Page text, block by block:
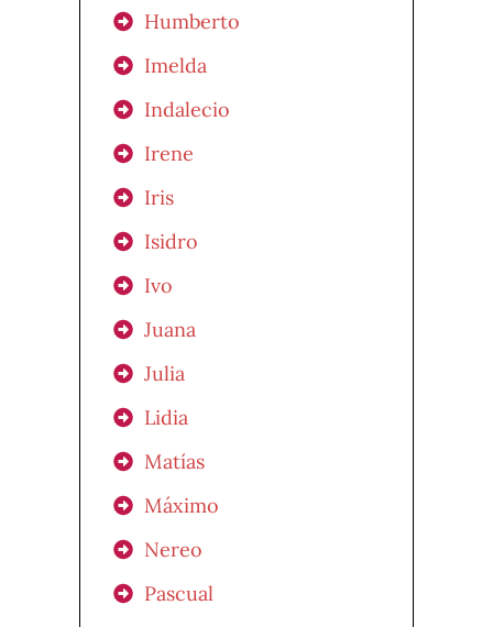
Humberto
Imelda
Indalecio
Irene
Iris
Isidro
Ivo
Juana
Julia
Lidia
Matías
Máximo
Nereo
Pascual